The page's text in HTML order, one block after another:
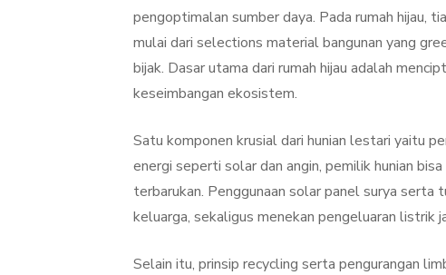
pengoptimalan sumber daya. Pada rumah hijau,
mulai dari selections material bangunan yang
bijak. Dasar utama dari rumah hijau adalah
keseimbangan ekosistem.
Satu komponen krusial dari hunian lestari yaitu
energi seperti solar dan angin, pemilik hunian
terbarukan. Penggunaan solar panel surya serta
keluarga, sekaligus menekan pengeluaran listrik
Selain itu, prinsip recycling serta pengurangan